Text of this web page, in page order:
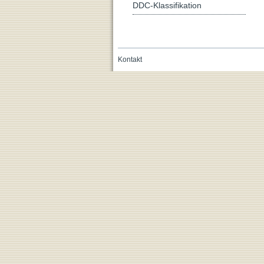
DDC-Klassifikation
Kontakt